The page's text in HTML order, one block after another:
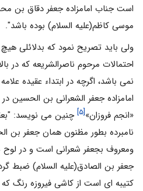
است جناب امامزاده جعفر دقاق بن
موسی کاظم(علیه السلام) بوده باشد".
ولی باید تصریح نمود که بدلائلى هیچ
احتمالات مرحوم ناصرالشریعه که در
نمى باشد، اگرچه در ابتداء عقیده
امامزاده جعفر الشعرانى بن الحسین
«انجم فروزان»[۵]
چنین می نویسد:
نامبرده بطور مظنون همان جعفر بن
ومعروف بجعفر شعرانى است و در لوح
جعفر بن الصادق(علیه السلام) ضبط
کتیبه ای است از کاشى فیروزه رنگ که